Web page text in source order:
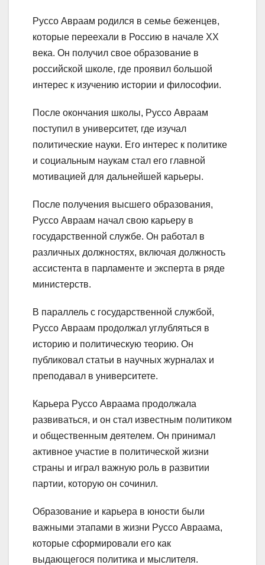
Руссо Авраам родился в семье беженцев,
которые переехали в Россию в начале XX
века. Он получил свое образование в
российской школе, где проявил большой
интерес к изучению истории и философии.
После окончания школы, Руссо Авраам
поступил в университет, где изучал
политические науки. Его интерес к политике
и социальным наукам стал его главной
мотивацией для дальнейшей карьеры.
После получения высшего образования,
Руссо Авраам начал свою карьеру в
государственной службе. Он работал в
различных должностях, включая должность
ассистента в парламенте и эксперта в ряде
министерств.
В параллель с государственной службой,
Руссо Авраам продолжал углубляться в
историю и политическую теорию. Он
публиковал статьи в научных журналах и
преподавал в университете.
Карьера Руссо Авраама продолжала
развиваться, и он стал известным политиком
и общественным деятелем. Он принимал
активное участие в политической жизни
страны и играл важную роль в развитии
партии, которую он сочинил.
Образование и карьера в юности были
важными этапами в жизни Руссо Авраама,
которые сформировали его как
выдающегося политика и мыслителя.